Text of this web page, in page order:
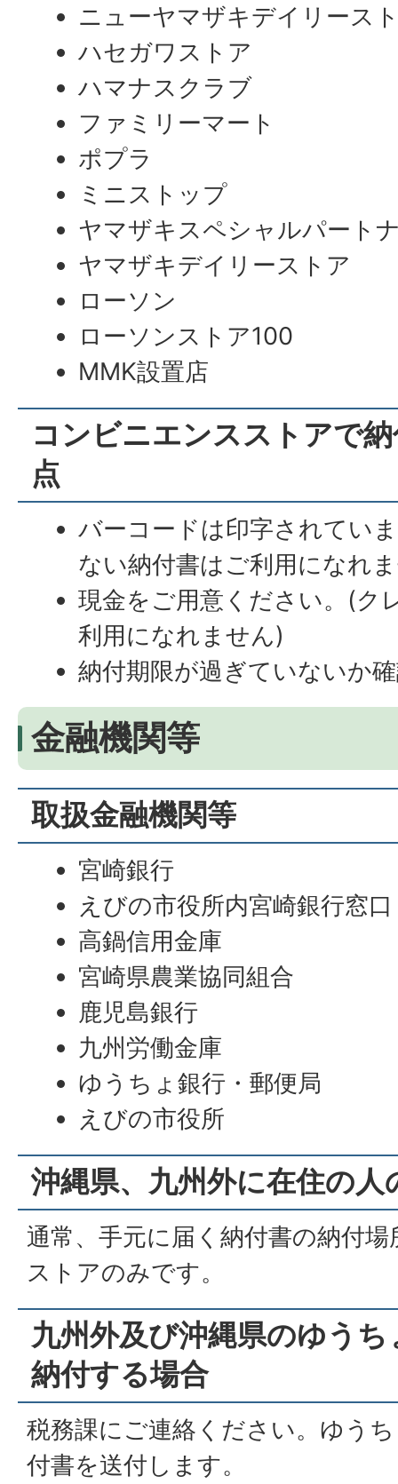
ニューヤマザキデイリース
ハセガワストア
ハマナスクラブ
ファミリーマート
ポプラ
ミニストップ
ヤマザキスペシャルパート
ヤマザキデイリーストア
ローソン
ローソンストア100
MMK設置店
コンビニエンスストアで
点
バーコードは印字されてい
ない納付書はご利用になれ
現金をご用意ください。(ク
利用になれません)
納付期限が過ぎていないか
金融機関等
取扱金融機関等
宮崎銀行
えびの市役所内宮崎銀行窓口
高鍋信用金庫
宮崎県農業協同組合
鹿児島銀行
九州労働金庫
ゆうちょ銀行・郵便局
えびの市役所
沖縄県、九州外に在住の人
通常、手元に届く納付書の納付
ストアのみです。
九州外及び沖縄県のゆう
納付する場合
税務課にご連絡ください。ゆう
付書を送付します。